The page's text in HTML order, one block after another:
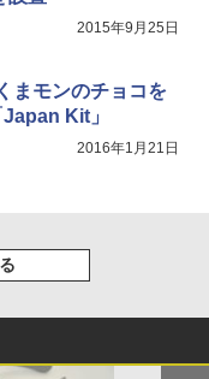
2015年9月25日
まモンのチョコを
Kit」
2016年1月21日